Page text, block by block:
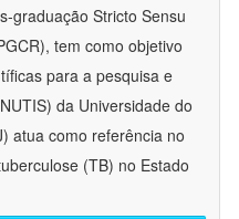
graduação Stricto Sensu
tem como objetivo
para a pesquisa e
da Universidade do
atua como referência no
(TB) no Estado